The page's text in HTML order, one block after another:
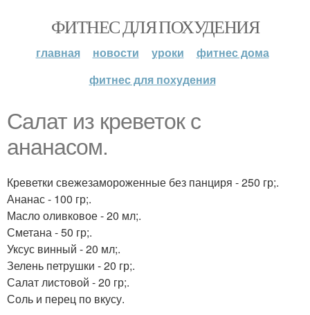
ФИТНЕС ДЛЯ ПОХУДЕНИЯ
главная новости уроки
фитнес дома
фитнес для похудения
Салат из креветок с
ананасом.
Креветки свежезамороженные без панциря - 250 гр;.
Ананас - 100 гр;.
Масло оливковое - 20 мл;.
Сметана - 50 гр;.
Уксус винный - 20 мл;.
Зелень петрушки - 20 гр;.
Салат листовой - 20 гр;.
Соль и перец по вкусу.